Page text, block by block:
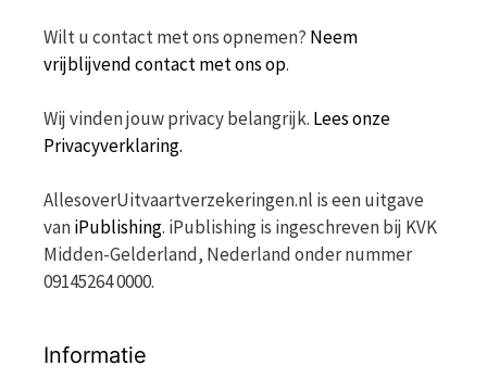
Wilt u contact met ons opnemen? Neem
vrijblijvend contact met ons op.
Wij vinden jouw privacy belangrijk. Lees onze
Privacyverklaring.
AllesoverUitvaartverzekeringen.nl is een uitgave
vaniPublishing. iPublishing is ingeschreven bij KVK
Midden-Gelderland, Nederland onder nummer
09145264 0000.
Informatie